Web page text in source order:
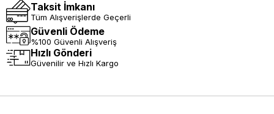
Taksit İmkanı
Tüm Alışverişlerde Geçerli
Güvenli Ödeme
%100 Güvenli Alışveriş
Hızlı Gönderi
Güvenilir ve Hızlı Kargo